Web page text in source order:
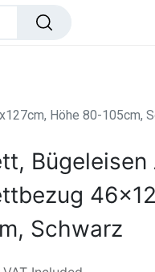
Höhe 80-105cm,
Bügeleisen
Schwarz